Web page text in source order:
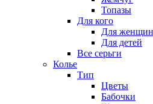
Топазы
Для кого
Для женщин
Для детей
Все серьги
Колье
Тип
Цветы
Бабочки